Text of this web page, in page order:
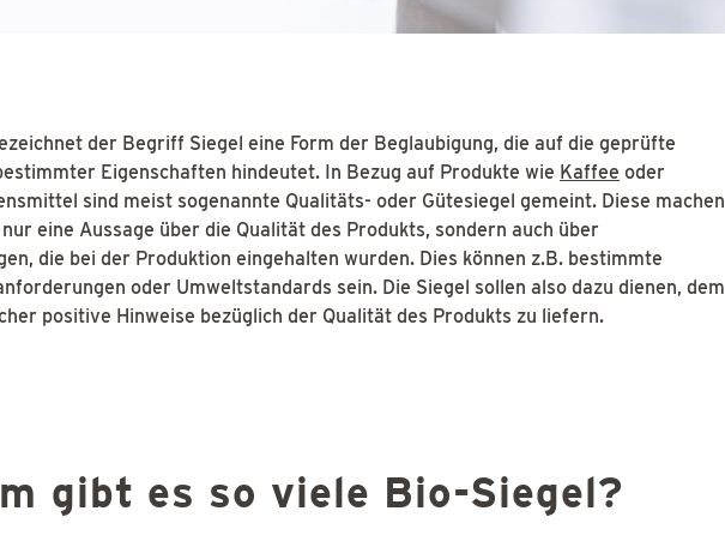
der Begriff Siegel eine Form der Beglaubigung, die auf die geprüfte
Eigenschaften hindeutet. In Bezug auf Produkte wie Kaffee oder
sind meist sogenannte Qualitäts- oder Gütesiegel gemeint. Diese machen
eine Aussage über die Qualität des Produkts, sondern auch über
die bei der Produktion eingehalten wurden. Dies können z.B. bestimmte
oder Umweltstandards sein. Die Siegel sollen also dazu dienen, dem
positive Hinweise bezüglich der Qualität des Produkts zu liefern.
gibt es so viele Bio-Siegel?